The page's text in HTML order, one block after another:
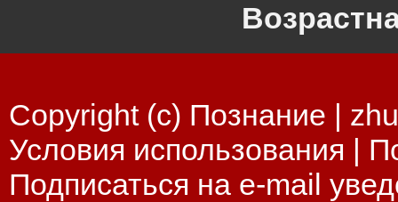
Copyright (c) Познание |
Условия использования |
Подписаться на e-mail